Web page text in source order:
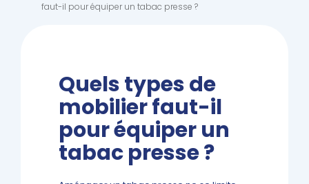
faut-il pour équiper un tabac presse ?
Quels types de
mobilier faut-il
pour équiper un
tabac presse ?